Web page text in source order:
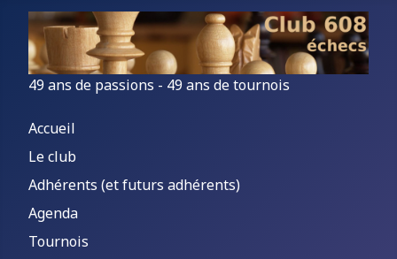
49 ans de passions - 49 ans de tournois
Accueil
Le club
Adhérents (et futurs adhérents)
Agenda
Tournois